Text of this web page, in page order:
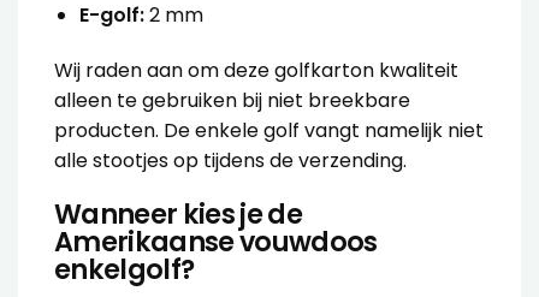
E-golf:2 mm
Wij raden aan om deze golfkarton kwaliteit
alleen te gebruiken bij niet breekbare
producten. De enkele golf vangt namelijk niet
alle stootjes op tijdens de verzending.
Wanneer kies je de
Amerikaanse vouwdoos
enkelgolf?